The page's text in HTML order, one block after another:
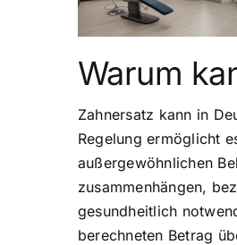
Warum
Zahnersatz kann in
Regelung ermöglicht
außergewöhnlichen
zusammenhängen,
gesundheitlich
berechneten Betrag